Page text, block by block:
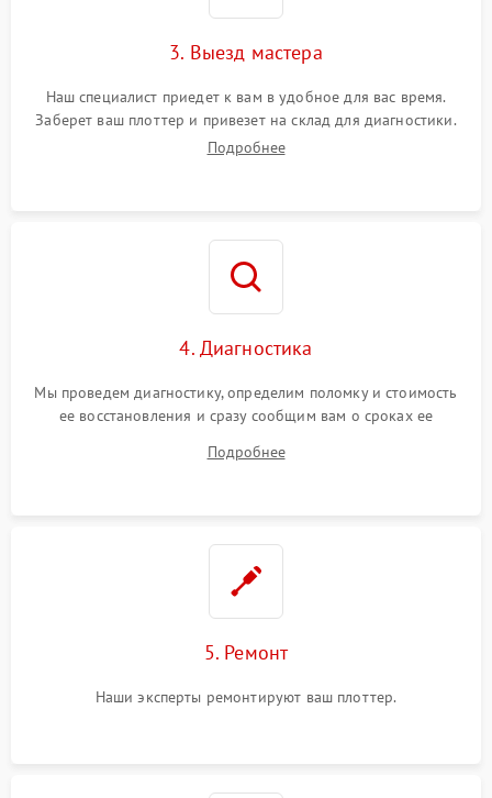
3. Выезд мастера
Наш специалист приедет к вам в удобное для вас время.
Заберет ваш плоттер и привезет на склад для диагностики.
Подробнее
4. Диагностика
Мы проведем диагностику, определим поломку и стоимость
ее восстановления и сразу сообщим вам о сроках ее
Подробнее
5. Ремонт
Наши эксперты ремонтируют ваш плоттер.